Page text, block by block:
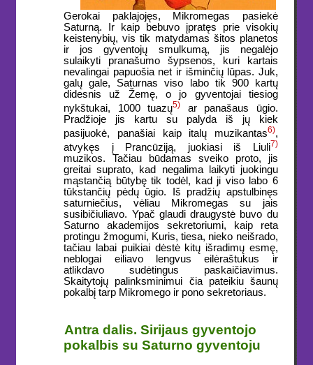
Gerokai paklajojęs, Mikromegas pasiekė
Saturną. Ir kaip bebuvo įpratęs prie visokių
keistenybių, vis tik matydamas šitos planetos
ir jos gyventojų smulkumą, jis negalėjo
sulaikyti pranašumo šypsenos, kuri kartais
nevalingai papuošia net ir išminčių lūpas. Juk,
galų gale, Saturnas viso labo tik 900 kartų
didesnis už Žemę, o jo gyventojai tiesiog
nykštukai, 1000 tuazų5) ar panašaus ūgio.
Pradžioje jis kartu su palyda iš jų kiek
pasijuokė, panašiai kaip italų muzikantas6),
atvykęs į Prancūziją, juokiasi iš Liuli7)
muzikos. Tačiau būdamas sveiko proto, jis
greitai suprato, kad negalima laikyti juokingu
mąstančią būtybę tik todėl, kad ji viso labo 6
tūkstančių pėdų ūgio. Iš pradžių apstulbinęs
saturniečius, vėliau Mikromegas su jais
susibičiuliavo. Ypač glaudi draugystė buvo du
Saturno akademijos sekretoriumi, kaip reta
protingu žmogumi, Kuris, tiesa, nieko neišrado,
tačiau labai puikiai dėstė kitų išradimų esmę,
neblogai eiliavo lengvus eilėraštukus ir
atlikdavo sudėtingus paskaičiavimus.
Skaitytojų palinksminimui čia pateikiu šaunų
pokalbį tarp Mikromego ir pono sekretoriaus.
Antra dalis. Sirijaus gyventojo
pokalbis su Saturno gyventoju